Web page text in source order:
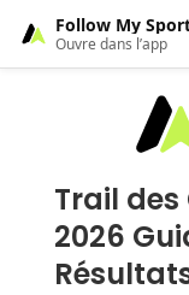
Trail
2026
Follow My
Ouvre dans l’app